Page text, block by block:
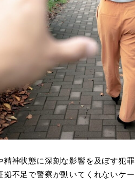
神状態に深刻な影響を及ぼす犯
不足で警察が動いてくれないケ